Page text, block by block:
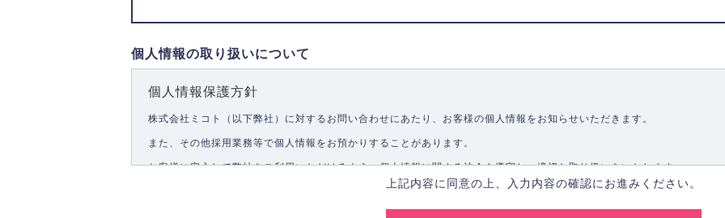
個人情報の取り扱いについて
個人情報保護方針
株式会社ミコト（以下弊社）に対するお問い合わせにあたり、お客様の個人情報をお知らせいただきます。
また、その他採用業務等で個人情報をお預かりすることがあります。
お客様に安心して弊社をご利用いただけるよう、個人情報に関する法令を遵守し、適切な取り扱いをいたします。
弊社は、お客様に対して偽りや不正な方法を取ることなく、適正に個人情報を取得いたします。
上記内容に同意の上、入力内容の確認にお進みください。